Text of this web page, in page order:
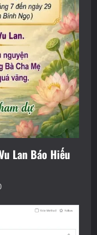
Lan Báo Hiếu